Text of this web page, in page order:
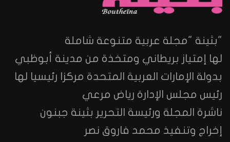
"بثينة "مجلة عربية متنوعة شاملة
لها إمتياز بريطاني ومتخذة من مدينة أبوظبي
بدولة الإمارات العربية المتحدة مركزا رئيسيا لها
رئيس مجلس الإدارة رياض مرعي
ناشرة المجلة ورئيسة التحرير بثينة جبنون
إخراج وتنفيذ محمد فاروق نصر